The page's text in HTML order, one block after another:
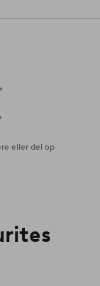
eller del op